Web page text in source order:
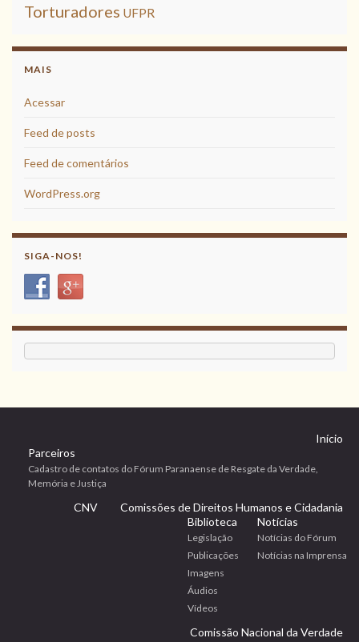
Torturadores UFPR
MAIS
Acessar
Feed de posts
Feed de comentários
WordPress.org
SIGA-NOS!
Início
Parceiros
Cadastro de contatos do Fórum Paranaense de Resgate da Verdade,
Memória e Justiça
CNV
Comissões de Direitos Humanos e Cidadania
Biblioteca
Legislação
Publicações
Imagens
Áudios
Vídeos
Notícias
Notícias do Fórum
Notícias na Imprensa
Comissão Nacional da Verdade